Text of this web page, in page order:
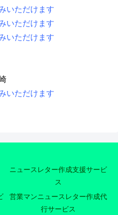
いただけます
いただけます
いただけます
いただけます
ニュースレター作成支援サービ
ス
営業マンニュースレター作成代
行サービス